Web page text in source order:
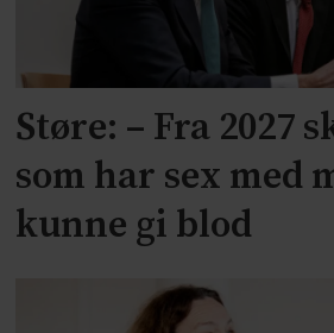
Støre: – Fra 2027
som har sex med
kunne gi blod